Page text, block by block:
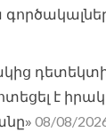
է
08/08/